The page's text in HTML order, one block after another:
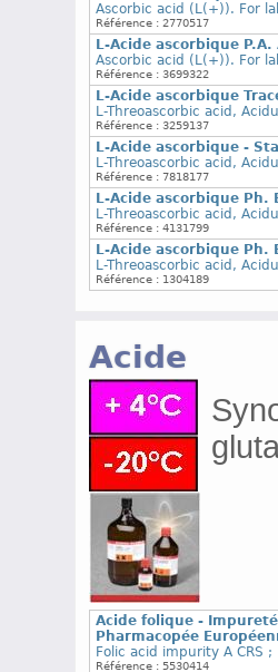
Ascorbic acid (L(+)). For
Référence : 2770517
L-Acide ascorbique P.A.
Ascorbic acid (L(+)). For
Référence : 3699322
L-Acide ascorbique
L-Threoascorbic acid,
Référence : 3259137
L-Acide ascorbique -
L-Threoascorbic acid,
Référence : 7818177
L-Acide ascorbique Ph.
L-Threoascorbic acid,
Référence : 4131799
L-Acide ascorbique Ph.
L-Threoascorbic acid,
Référence : 1304189
Acide
Acide folique -
Pharmacopée
Folic acid impurity A CRS
Référence : 5530414